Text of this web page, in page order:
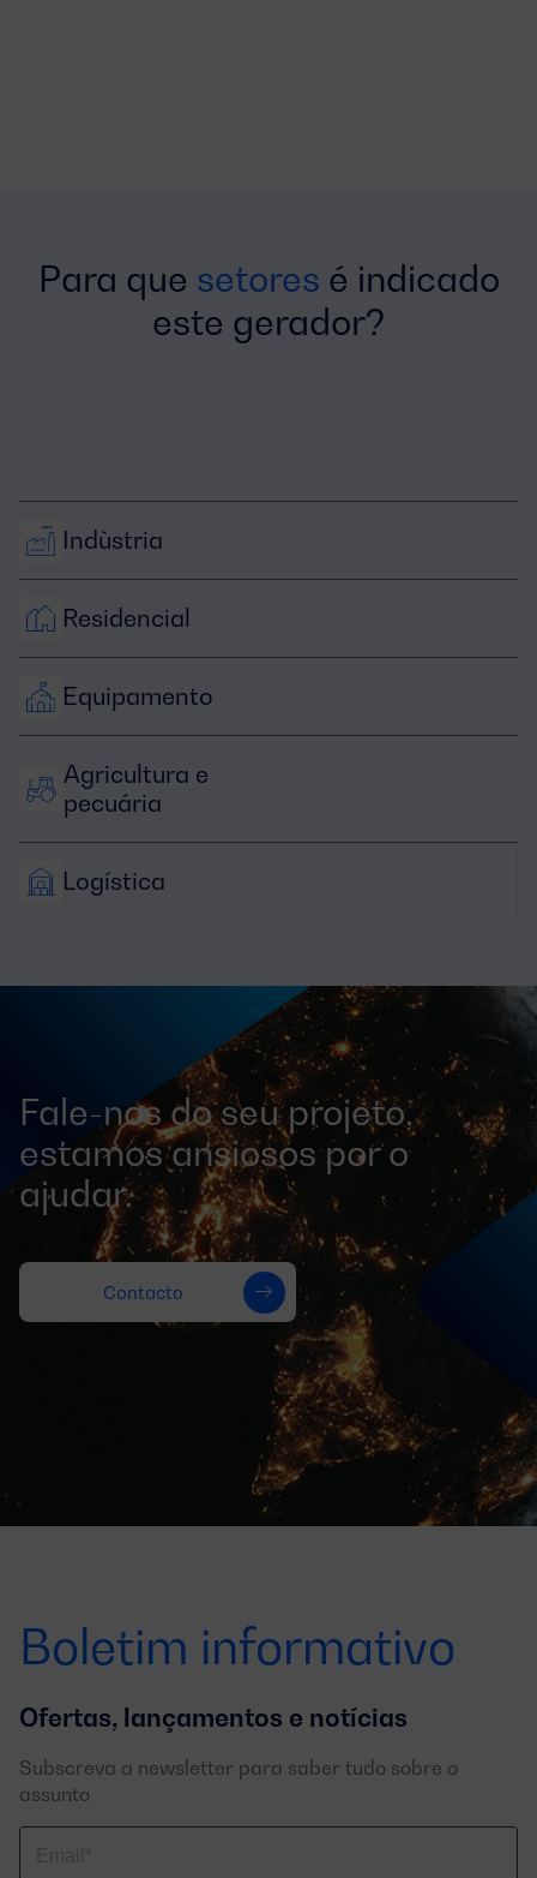
Para que setores é indicado
este gerador?
Indùstria
Residencial
Equipamento
Agricultura e
pecuária
Logística
Fale-nos do seu projeto,
estamos ansiosos por o
ajudar.
Contacto
Boletim informativo
Ofertas, lançamentos e notícias
Subscreva a newsletter para saber tudo sobre o
assunto